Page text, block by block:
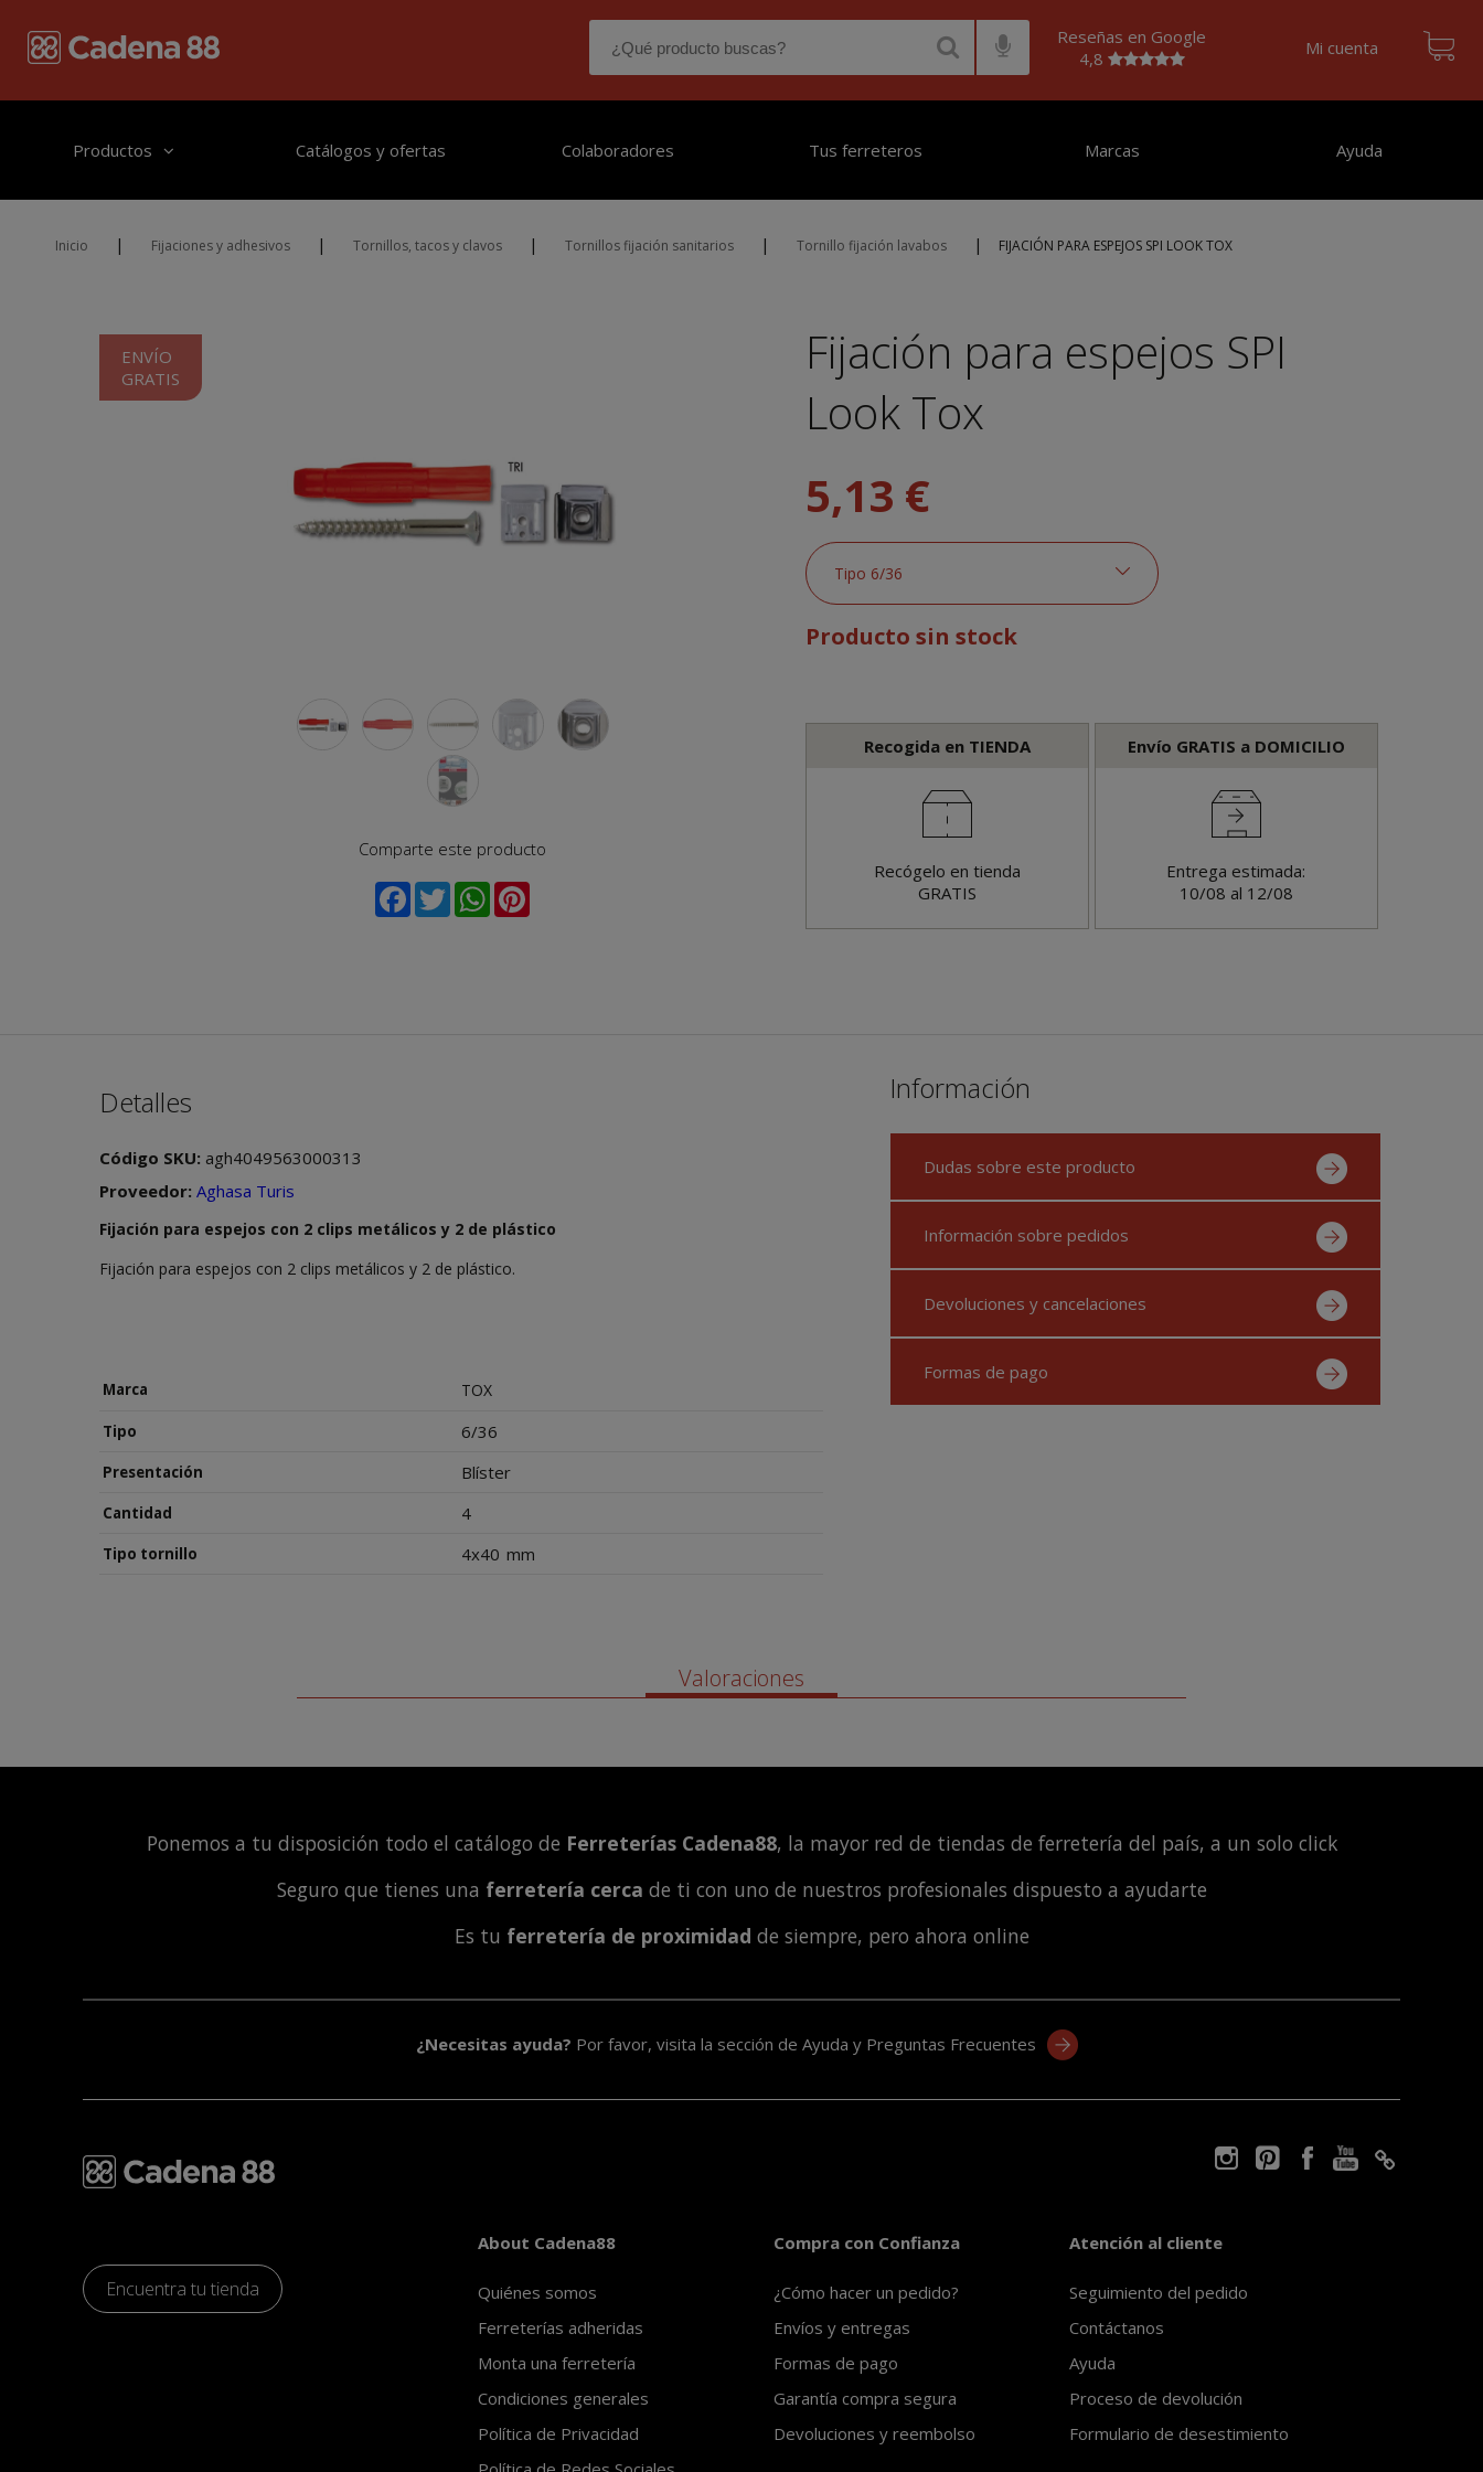
Reseñas en Google
4,8
Mi cuenta
Productos Catálogos y ofertas Colaboradores Tus ferreteros Marcas Ayuda
Inicio | Fijaciones y adhesivos | Tornillos, tacos y clavos | Tornillos fijación sanitarios | Tornillo fijación lavabos | FIJACIÓN PARA ESPEJOS SPI LOOK TOX
ENVÍO
GRATIS
Comparte este producto
Fijación para espejos SPI
Look Tox
5,13 €
Producto sin stock
Recogida en TIENDA
Recógelo en tienda
GRATIS
Envío GRATIS a DOMICILIO
Entrega estimada:
10/08 al 12/08
Detalles
Código SKU: agh4049563000313
Proveedor: Aghasa Turis
Fijación para espejos con 2 clips metálicos y 2 de plástico
Fijación para espejos con 2 clips metálicos y 2 de plástico.
Marca TOX
Tipo 6/36
Presentación Blíster
Cantidad 4
Tipo tornillo 4x40 mm
Información
Dudas sobre este producto
Información sobre pedidos
Devoluciones y cancelaciones
Formas de pago
Valoraciones
Ponemos a tu disposición todo el catálogo de Ferreterías Cadena88, la mayor red de tiendas de ferretería del país, a un solo click
Seguro que tienes una ferretería cerca de ti con uno de nuestros profesionales dispuesto a ayudarte
Es tu ferretería de proximidad de siempre, pero ahora online
¿Necesitas ayuda? Por favor, visita la sección de Ayuda y Preguntas Frecuentes
Encuentra tu tienda
About Cadena88
Quiénes somos
Ferreterías adheridas
Monta una ferretería
Condiciones generales
Política de Privacidad
Compra con Confianza
¿Cómo hacer un pedido?
Envíos y entregas
Formas de pago
Garantía compra segura
Devoluciones y reembolso
Atención al cliente
Seguimiento del pedido
Contáctanos
Ayuda
Proceso de devolución
Formulario de desestimiento